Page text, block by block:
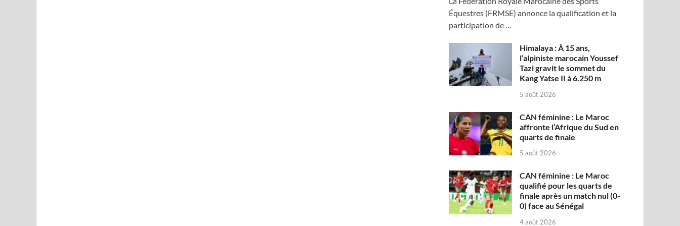
Équestres (FRMSE) annonce la qualification et la
participation de …
Himalaya : À 15 ans,
l’alpiniste marocain Youssef
Tazi gravit le sommet du
Kang Yatse II à 6.250 m
5 août 2026
CAN féminine : Le Maroc
affronte l’Afrique du Sud en
quarts de finale
5 août 2026
CAN féminine : Le Maroc
qualifié pour les quarts de
finale après un match nul (0-
0) face au Sénégal
4 août 2026